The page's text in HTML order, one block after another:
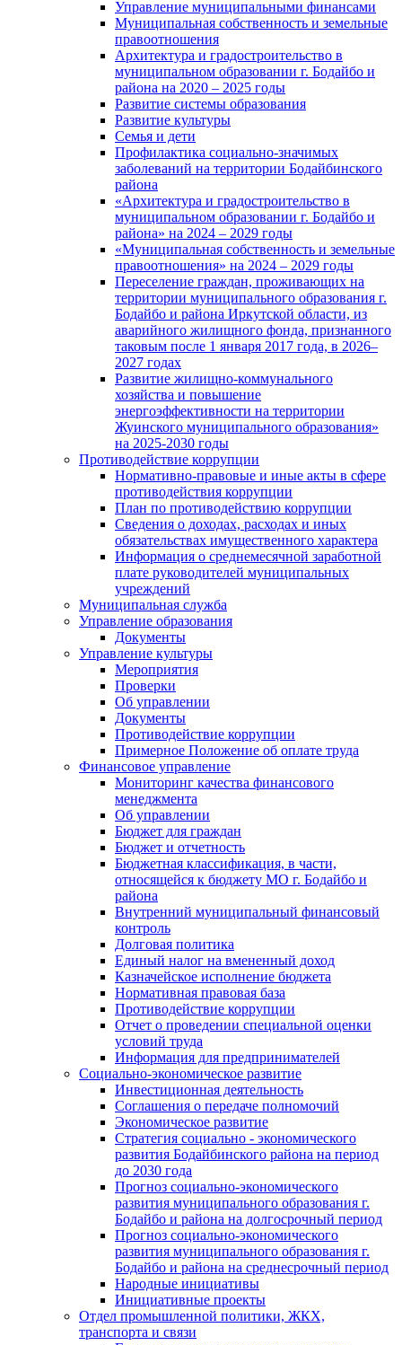
Управление муниципальными финансами
Муниципальная собственность и земельные
правоотношения
Архитектура и градостроительство в
муниципальном образовании г. Бодайбо и
района на 2020 – 2025 годы
Развитие системы образования
Развитие культуры
Семья и дети
Профилактика социально-значимых
заболеваний на территории Бодайбинского
района
«Архитектура и градостроительство в
муниципальном образовании г. Бодайбо и
района» на 2024 – 2029 годы
«Муниципальная собственность и земельные
правоотношения» на 2024 – 2029 годы
Переселение граждан, проживающих на
территории муниципального образования г.
Бодайбо и района Иркутской области, из
аварийного жилищного фонда, признанного
таковым после 1 января 2017 года, в 2026–
2027 годах
Развитие жилищно-коммунального
хозяйства и повышение
энергоэффективности на территории
Жуинского муниципального образования»
на 2025-2030 годы
Противодействие коррупции
Нормативно-правовые и иные акты в сфере
противодействия коррупции
План по противодействию коррупции
Сведения о доходах, расходах и иных
обязательствах имущественного характера
Информация о среднемесячной заработной
плате руководителей муниципальных
учреждений
Муниципальная служба
Управление образования
Документы
Управление культуры
Мероприятия
Проверки
Об управлении
Документы
Противодействие коррупции
Примерное Положение об оплате труда
Финансовое управление
Мониторинг качества финансового
менеджмента
Об управлении
Бюджет для граждан
Бюджет и отчетность
Бюджетная классификация, в части,
относящейся к бюджету МО г. Бодайбо и
района
Внутренний муниципальный финансовый
контроль
Долговая политика
Единый налог на вмененный доход
Казначейское исполнение бюджета
Нормативная правовая база
Противодействие коррупции
Отчет о проведении специальной оценки
условий труда
Информация для предпринимателей
Социально-экономическое развитие
Инвестиционная деятельность
Соглашения о передаче полномочий
Экономическое развитие
Стратегия социально - экономического
развития Бодайбинского района на период
до 2030 года
Прогноз социально-экономического
развития муниципального образования г.
Бодайбо и района на долгосрочный период
Прогноз социально-экономического
развития муниципального образования г.
Бодайбо и района на среднесрочный период
Народные инициативы
Инициативные проекты
Отдел промышленной политики, ЖКХ,
транспорта и связи